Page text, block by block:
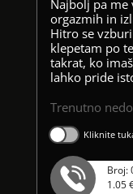
Najbolj pa
orgazmih in
Hitro se
klepetam po
takrat, ko
lahko pride
Trenutno
Kliknite
Broj:
1.05